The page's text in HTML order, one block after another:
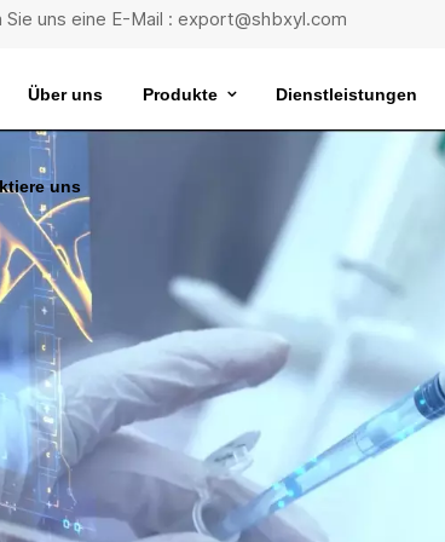
Sie uns eine E-Mail : export@shbxyl.com
Über uns Produkte Dienstleistungen
uns